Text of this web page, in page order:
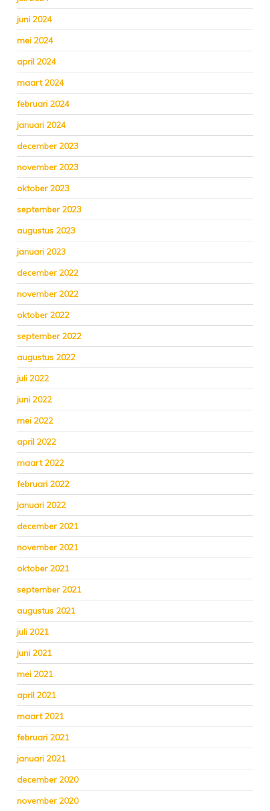
juni 2024
mei 2024
april 2024
maart 2024
februari 2024
januari 2024
december 2023
november 2023
oktober 2023
september 2023
augustus 2023
januari 2023
december 2022
november 2022
oktober 2022
september 2022
augustus 2022
juli 2022
juni 2022
mei 2022
april 2022
maart 2022
februari 2022
januari 2022
december 2021
november 2021
oktober 2021
september 2021
augustus 2021
juli 2021
juni 2021
mei 2021
april 2021
maart 2021
februari 2021
januari 2021
december 2020
november 2020